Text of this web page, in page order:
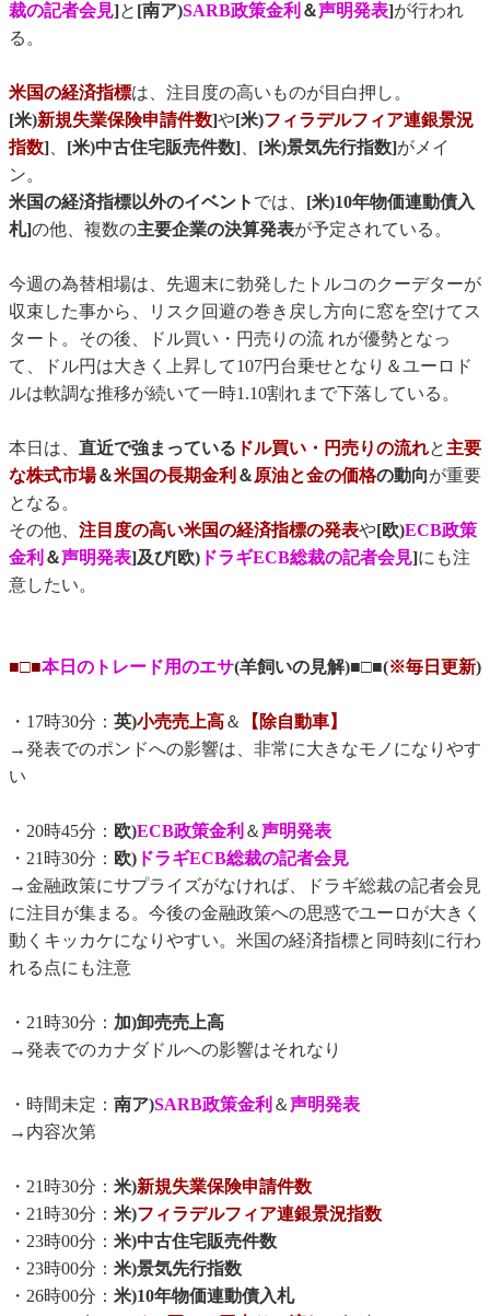
裁の記者会見]と [南ア)SARB政策金利 ＆声明発表]が行われ
る。
米国の経済指標は、注目度の高いものが目白押し。
[米)新規失業保険申請件数]や[米)フィラデルフィア連銀景況
指数]、 [米)中古住宅販売件数]、 [米)景気先行指数]がメイ
ン。
米国の経済指標以外のイベント では、 [米)10年物価連動債入
札]の他、複数の主要企業の決算発表が予定されている。
今週の為替相場は、先週末に勃発したトルコのクーデターが
収束した事から、リスク回避の巻き戻し方向に窓を空けてス
タート。その後、ドル買い・円売りの流 れが優勢となっ
て、ドル円は大きく上昇して107円台乗せとなり＆ユーロド
ルは軟調な推移が続いて一時1.10割れまで下落している。
本日は、 直近で強まっている ドル買い・円売りの流れと主要
な株式市場＆米国の長期金利 ＆原油と金の価格の動向が重要
となる。
その他、 注目度の高い米国の経済指標の発表や[欧)ECB政策
金利 ＆声明発表]及び[欧) ドラギECB総裁の記者会見]にも注
意したい。
■□■本日のトレード用のエサ(羊飼いの見解)■□■(※毎日更新)
・17時30分： 英)小売売上高＆
【除自動車】
→発表でのポンドへの影響は、非常に大きなモノになりやす
い
・20時45分： 欧)ECB政策金利 ＆声明発表
・21時30分： 欧) ドラギECB総裁の記者会見
→金融政策にサプライズがなければ、ドラギ総裁の記者会見
に注目が集まる。今後の金融政策への思惑でユーロが大きく
動くキッカケになりやすい。米国の経済指標と同時刻に行わ
れる点にも注意
・21時30分： 加)卸売売上高
→発表でのカナダドルへの影響はそれなり
・時間未定： 南ア)SARB政策金利 ＆声明発表
→内容次第
・21時30分： 米)新規失業保険申請件数
・21時30分： 米)フィラデルフィア連銀景況指数
・23時00分： 米)中古住宅販売件数
・23時00分： 米)景気先行指数
・26時00分： 米)10年物価連動債入札